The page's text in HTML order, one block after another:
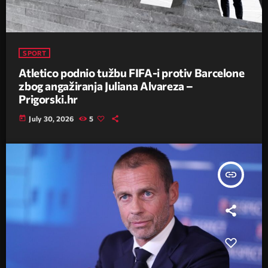
SPORT
Atletico podnio tužbu FIFA-i protiv Barcelone
zbog angažiranja Juliana Alvareza –
Prigorski.hr
today July 30, 2026 5
insert_link